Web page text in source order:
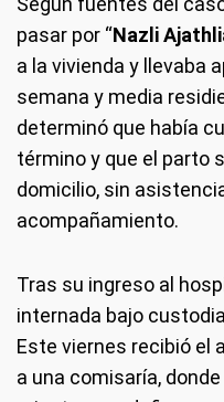
pasar por “Nazli
a la vivienda y llevaba
semana y media
determinó que había
término y que el parto
domicilio, sin
acompañamiento.
Tras su ingreso al
internada bajo
Este viernes recibió el
a una comisaría,